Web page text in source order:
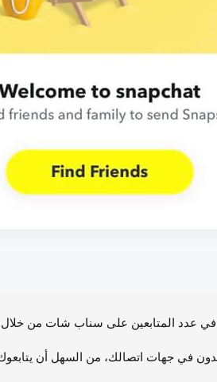
عدد المتابعين على سناب شات من
في جهات اتصالك، من السهل أن